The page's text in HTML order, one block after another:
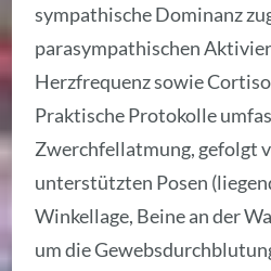
sympathische Dominanz
parasympathischen
Herzfrequenz sowie
Praktische Protokolle
Zwerchfellatmung, gefolgt
unterstützten Posen
Winkellage, Beine an der
um die